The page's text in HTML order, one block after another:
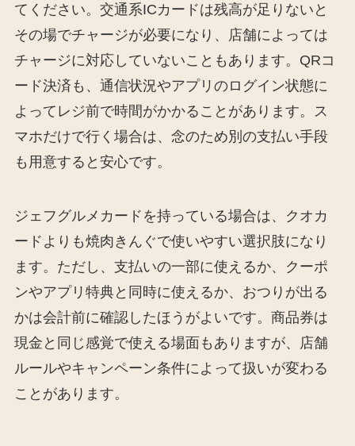
てください。交通系ICカードは残高が足りないと
その場でチャージが必要になり、店舗によっては
チャージに対応していないこともあります。QRコ
ード決済も、通信状況やアプリのログイン状態に
よってレジ前で時間がかかることがあります。ス
マホだけで行く場合は、念のため別の支払い手段
も用意すると安心です。
ジェフグルメカードを持っている場合は、クオカ
ードよりも焼肉きんぐで使いやすい選択肢になり
ます。ただし、支払いの一部に使えるか、クーポ
ンやアプリ特典と同時に使えるか、おつりが出る
かは会計前に確認したほうがよいです。商品券は
現金と同じ感覚で使える場面もありますが、店舗
ルールやキャンペーン条件によって扱いが変わる
ことがあります。